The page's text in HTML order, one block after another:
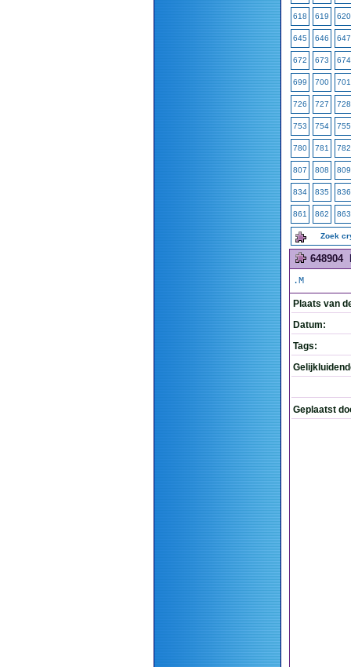
618 619 620
645 646 647
672 673 674
699 700 701
726 727 728
753 754 755
780 781 782
807 808 809
834 835 836
861 862 863
Zoek
648904
.M
Plaats van
Datum:
Tags:
Geplaatst